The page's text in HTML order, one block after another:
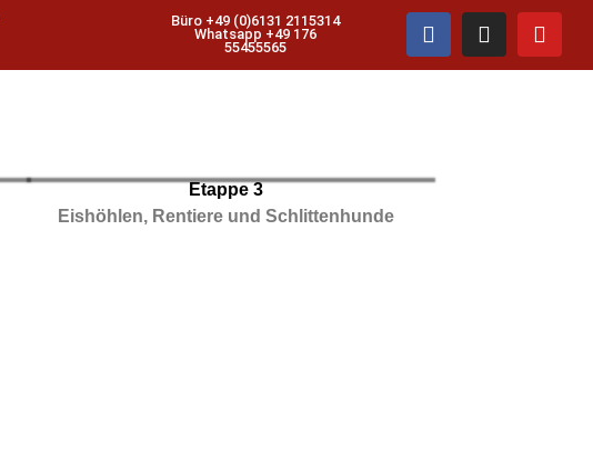
Büro +49 (0)6131 2115314
Whatsapp +49 176
55455565
Etappe 3
Eishöhlen, Rentiere und Schlittenhunde